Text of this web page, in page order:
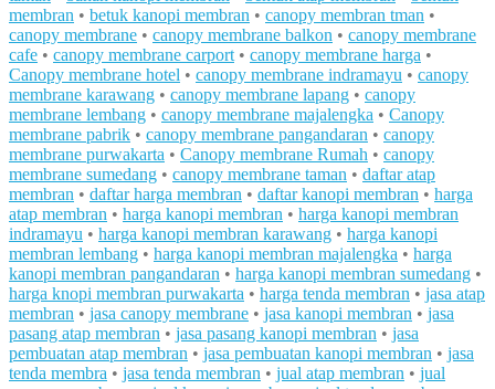
membran • betuk kanopi membran • canopy membran tman •
canopy membrane • canopy membrane balkon • canopy membrane
cafe • canopy membrane carport • canopy membrane harga •
Canopy membrane hotel • canopy membrane indramayu • canopy
membrane karawang • canopy membrane lapang • canopy
membrane lembang • canopy membrane majalengka • Canopy
membrane pabrik • canopy membrane pangandaran • canopy
membrane purwakarta • Canopy membrane Rumah • canopy
membrane sumedang • canopy membrane taman • daftar atap
membran • daftar harga membran • daftar kanopi membran • harga
atap membran • harga kanopi membran • harga kanopi membran
indramayu • harga kanopi membran karawang • harga kanopi
membran lembang • harga kanopi membran majalengka • harga
kanopi membran pangandaran • harga kanopi membran sumedang •
harga knopi membran purwakarta • harga tenda membran • jasa atap
membran • jasa canopy membrane • jasa kanopi membran • jasa
pasang atap membran • jasa pasang kanopi membran • jasa
pembuatan atap membran • jasa pembuatan kanopi membran • jasa
tenda membra • jasa tenda membran • jual atap membran • jual